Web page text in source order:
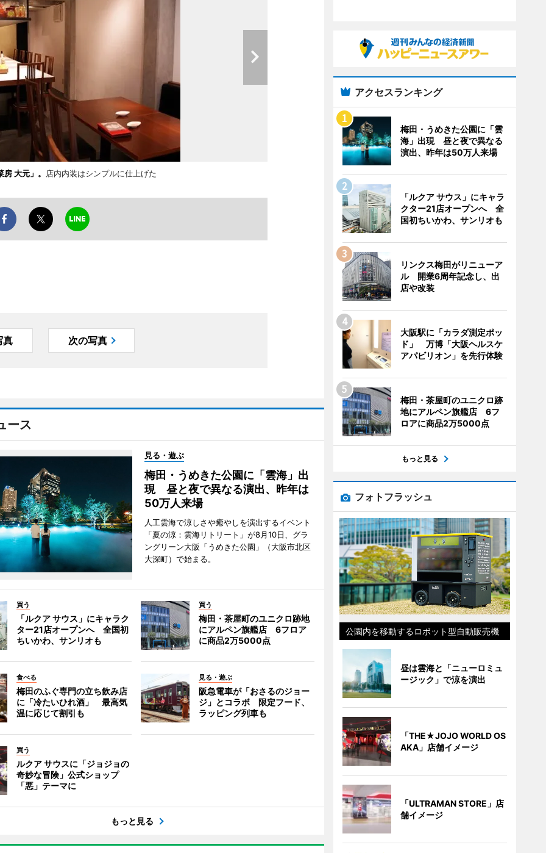
房 大元」。 店内内装はシンプルに仕上げた
真 次の写真
ース
見る・遊ぶ
梅田・うめきた公園に「雲海」出
現 昼と夜で異なる演出、昨年は
50万人来場
人工雲海で涼しさや癒やしを演出するイベント
「夏の涼：雲海リトリート」が8月10日、グラ
ングリーン大阪「うめきた公園」（大阪市北区
大深町）で始まる。
買う
「ルクア サウス」にキャラク
ター21店オープンへ 全国初
ちいかわ、サンリオも
買う
梅田・茶屋町のユニクロ跡地
にアルペン旗艦店 6フロア
に商品2万5000点
食べる
梅田のふぐ専門の立ち飲み店
に「冷たいひれ酒」 最高気
温に応じて割引も
見る・遊ぶ
阪急電車が「おさるのジョー
ジ」とコラボ 限定フード、
ラッピング列車も
買う
ルクア サウスに「ジョジョの
奇妙な冒険」公式ショップ
「悪」テーマに
もっと見る
アクセスランキング
梅田・うめきた公園に「雲
海」出現 昼と夜で異なる
演出、昨年は50万人来場
「ルクア サウス」にキャラ
クター21店オープンへ 全
国初ちいかわ、サンリオも
リンクス梅田がリニューア
ル 開業6周年記念し、出
店や改装
大阪駅に「カラダ測定ポッ
ド」 万博「大阪ヘルスケ
アパビリオン」を先行体験
梅田・茶屋町のユニクロ跡
地にアルペン旗艦店 6フ
ロアに商品2万5000点
もっと見る
フォトフラッシュ
公園内を移動するロボット型自動販売機
昼は雲海と「ニューロミュ
ージック」で涼を演出
「THE★JOJO WORLD OS
AKA」店舗イメージ
「ULTRAMAN STORE」店
舗イメージ